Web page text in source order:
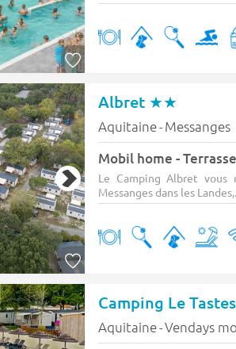
Albret ★★
Aquitaine- Messanges
Mobil home -
Le Camping Albret
Messanges dans les
Aquitaine-Vendays